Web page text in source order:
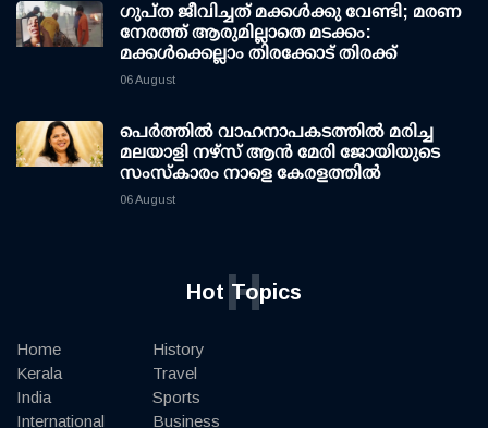
ഗുപ്ത ജീവിച്ചത് മക്കള്‍ക്കു വേണ്ടി; മരണ
നേരത്ത് ആരുമില്ലാതെ മടക്കം:
മക്കള്‍ക്കെല്ലാം തിരക്കോട് തിരക്ക്
06 August
പെർത്തിൽ വാഹനാപകടത്തിൽ മരിച്ച
മലയാളി നഴ്സ് ആൻ മേരി ജോയിയുടെ
സംസ്കാരം നാളെ കേരളത്തിൽ
06 August
Hot Topics
H
Home
Kerala
India
International
History
Travel
Sports
Business